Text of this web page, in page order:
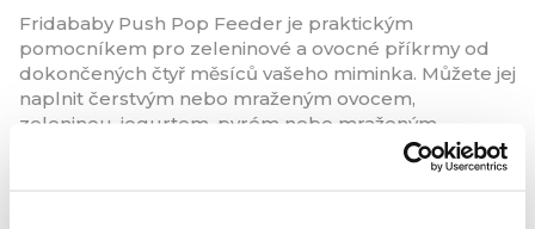
Fridababy Push Pop Feeder je praktickým
pomocníkem pro zeleninové a ovocné příkrmy od
dokončených čtyř měsíců vašeho miminka. Můžete jej
naplnit čerstvým nebo mraženým ovocem,
zeleninou, jogurtem, pyrém nebo mraženým
mateřským mlékem. Díky geniálnímu designu
funguje jako kombinace dudlíku, kousátka a